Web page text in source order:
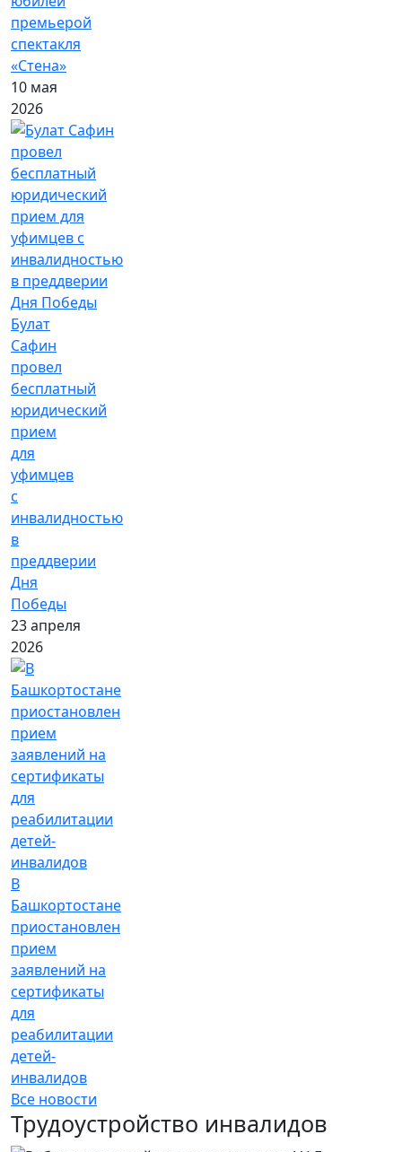
премьерой
спектакля
«Стена»
10 мая
2026
Булат
Сафин
провел
бесплатный
юридический
прием
для
уфимцев
с
инвалидностью
в
преддверии
Дня
Победы
23 апреля
2026
В
Башкортостане
приостановлен
прием
заявлений на
сертификаты
для
реабилитации
детей-
инвалидов
Все новости
Трудоустройство инвалидов